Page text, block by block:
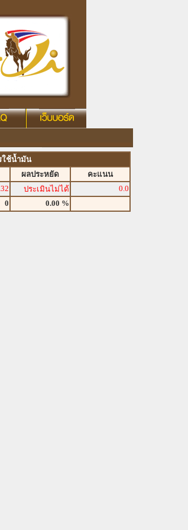
ใช้น้ำมัน
ผลประหยัด
คะแนน
ประเมินไม่ได้
0.0
0 0.00 %